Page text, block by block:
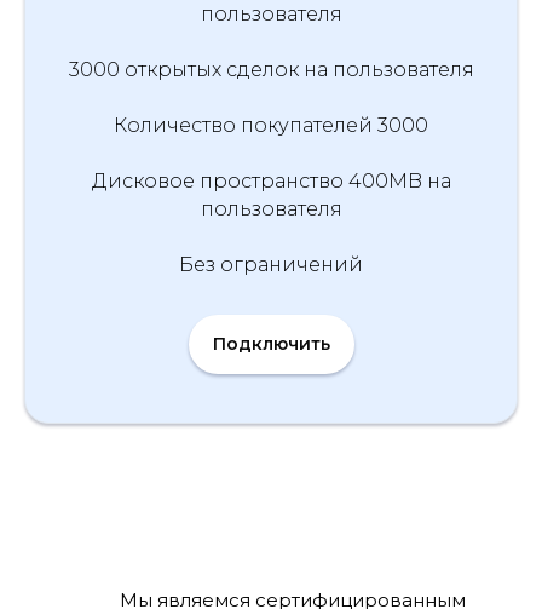
пользователя
3000 открытых сделок на пользователя
Количество покупателей 3000
Дисковое пространство 400MB на
пользователя
Без ограничений
Подключить
Мы являемся сертифицированным